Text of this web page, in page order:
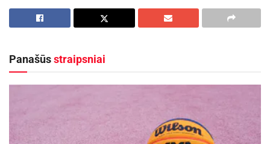
Giedrius Goberis, 25- Karolis Kubilius, 19 –
Darius Stonkus, 14 – Gytis Sušinskas.
Pralaimėjusiems Arminas Bučinskas pelnė 28,
Domantas Žukauskas 17, Marius Čėsna 14 ir
Finale dėl pirmosios vietos Šeštokų „ Bangenė”
93:66 nepaliko vilčių „Pietų Megrame“ ekipai ir
Panašūsstraipsniai